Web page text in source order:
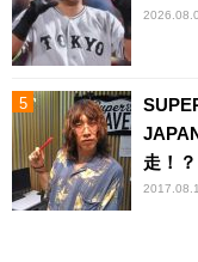
走！？